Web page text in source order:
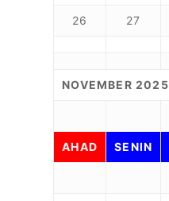
26 27
NOVEMBER 2025
AHAD SENIN